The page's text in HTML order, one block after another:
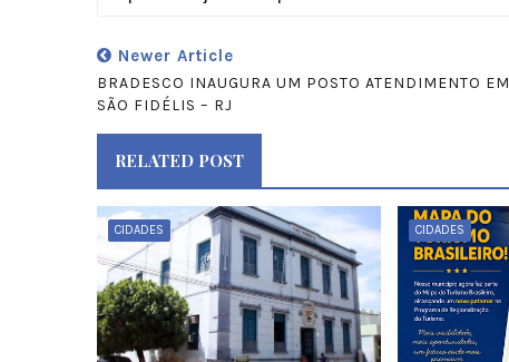
Newer Article
BRADESCO INAUGURA UM POSTO ATENDIMENTO EM
SÃO FIDÉLIS – RJ
RELATED POST
CIDADES CIDADES